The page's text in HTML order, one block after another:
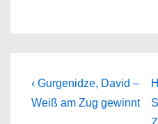
Previous
Post
‹ Gurgenidze, David –
Weiß am Zug gewinnt